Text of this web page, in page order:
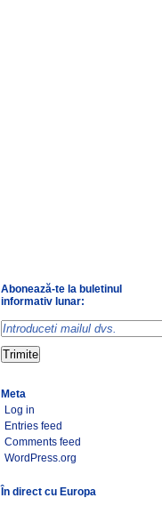
Abonează-te la buletinul
informativ lunar:
Meta
Log in
Entries feed
Comments feed
WordPress.org
În direct cu Europa